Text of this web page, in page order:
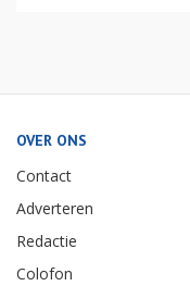
OVER ONS
Contact
Adverteren
Redactie
Colofon